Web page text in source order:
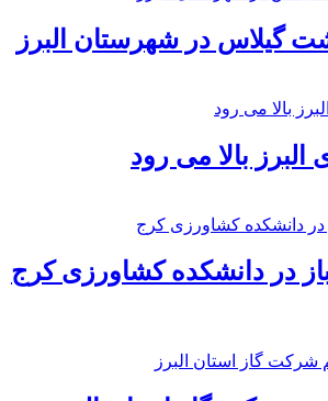
گیلاس در شهرستان البرز
البرز بالا می رود
در دانشکده کشاورزی کرج